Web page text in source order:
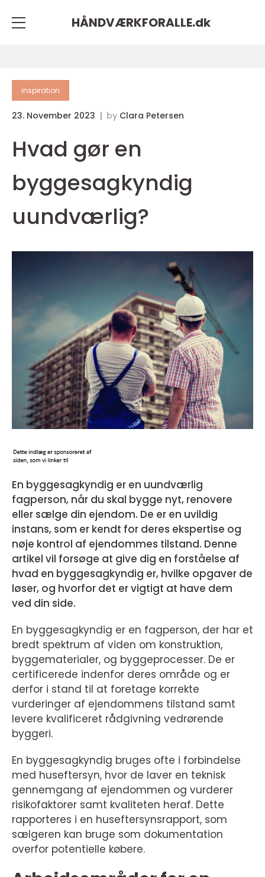
HÅNDVÆRKFORALLE.dk
inspiration
23. November 2023 by Clara Petersen
Hvad gør en
byggesagkyndig
uundværlig?
En byggesagkyndig er en uundværlig
fagperson, når du skal bygge nyt, renovere
eller sælge din ejendom. De er en uvildig
instans, som er kendt for deres ekspertise og
nøje kontrol af ejendommes tilstand. Denne
artikel vil forsøge at give dig en forståelse af
hvad en byggesagkyndig er, hvilke opgaver de
løser, og hvorfor det er vigtigt at have dem
ved din side.
En byggesagkyndig er en fagperson, der har et
bredt spektrum af viden om konstruktion,
byggematerialer, og byggeprocesser. De er
certificerede indenfor deres område og er
derfor i stand til at foretage korrekte
vurderinger af ejendommens tilstand samt
levere kvalificeret rådgivning vedrørende
byggeri.
En byggesagkyndig bruges ofte i forbindelse
med huseftersyn, hvor de laver en teknisk
gennemgang af ejendommen og vurderer
risikofaktorer samt kvaliteten heraf. Dette
rapporteres i en huseftersynsrapport, som
sælgeren kan bruge som dokumentation
overfor potentielle købere.